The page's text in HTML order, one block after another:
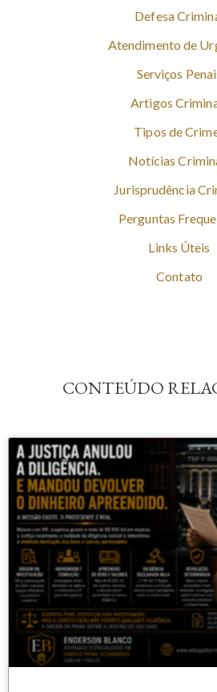
Defesa
Atendimento de
Serviços
Artigos
Tipos de
Notícias
Jurisprudência
Perguntas
Links Úteis
Contato
CONTEÚDO